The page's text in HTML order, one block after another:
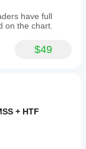
have full
on the chart.
$49
+ HTF